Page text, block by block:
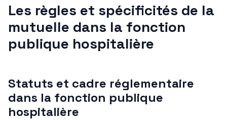
Les règles et spécificités de la
mutuelle dans la fonction
publique hospitalière
Statuts et cadre réglementaire
dans la fonction publique
hospitalière